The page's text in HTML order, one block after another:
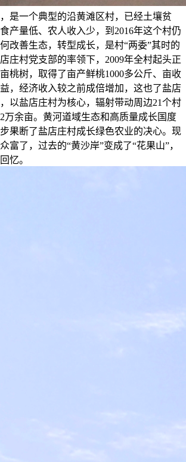
是一个典型的沿黄滩区村，已经土壤贫
产量低、农人收入少，到2016年这个村仍
改善生态，转型成长，是村“两委”其时的
庄村党支部的率领下，2009年全村起头正
桃树，取得了亩产鲜桃1000多公斤、亩收
，经济收入较之前成倍增加，这也了盐店
以盐店庄村为核心，辐射带动周边21个村
万余亩。黄河道域生态和高质量成长国度
果断了盐店庄村成长绿色农业的决心。现
富了，过去的“黄沙岸”变成了“花果山”，
忆。